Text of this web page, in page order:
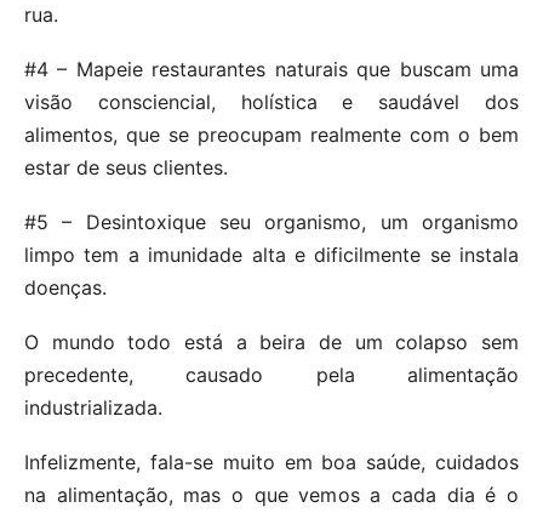
rua.
#4 – Mapeie restaurantes naturais que buscam uma
visão consciencial, holística e saudável dos
alimentos, que se preocupam realmente com o bem
estar de seus clientes.
#5 – Desintoxique seu organismo, um organismo
limpo tem a imunidade alta e dificilmente se instala
doenças.
O mundo todo está a beira de um colapso sem
precedente, causado pela alimentação
industrializada.
Infelizmente, fala-se muito em boa saúde, cuidados
na alimentação, mas o que vemos a cada dia é o